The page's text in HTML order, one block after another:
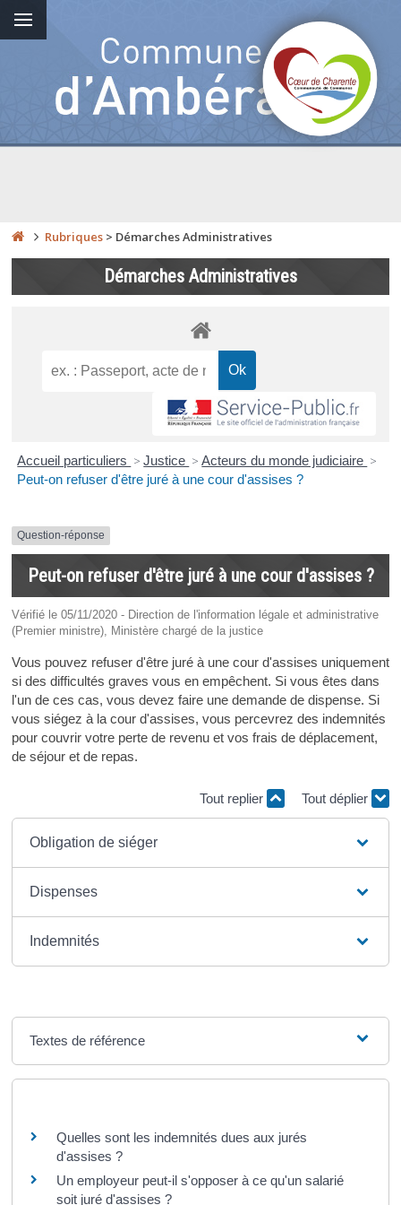
Rubriques > Démarches Administratives
Démarches Administratives
Accueil particuliers > Justice > Acteurs du monde judiciaire >
Peut-on refuser d'être juré à une cour d'assises ?
Question-réponse
Peut-on refuser d'être juré à une cour d'assises ?
Vérifié le 05/11/2020 - Direction de l'information légale et administrative
(Premier ministre), Ministère chargé de la justice
Vous pouvez refuser d'être juré à une cour d'assises uniquement
si des difficultés graves vous en empêchent. Si vous êtes dans
l'un de ces cas, vous devez faire une demande de dispense. Si
vous siégez à la cour d'assises, vous percevrez des indemnités
pour couvrir votre perte de revenu et vos frais de déplacement,
de séjour et de repas.
Tout replier Tout déplier
Obligation de siéger
Dispenses
Indemnités
Textes de référence
Quelles sont les indemnités dues aux jurés
d'assises ?
Un employeur peut-il s'opposer à ce qu'un salarié
soit juré d'assises ?